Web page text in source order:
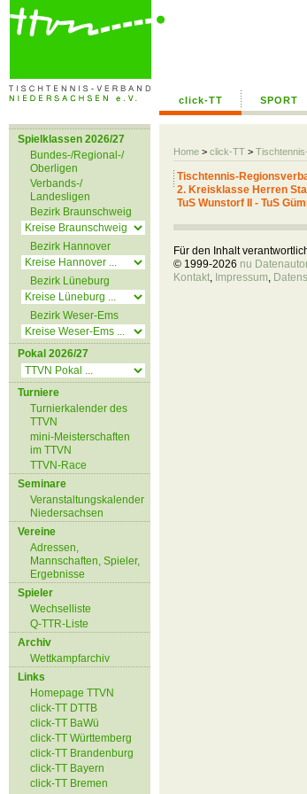
click-TT SPORT
Home > click-TT >
Spielklassen 2026/27
Bundes-/Regional-/
Oberligen
Verbands-/
Landesligen
Bezirk Braunschweig
Bezirk Hannover
Bezirk Lüneburg
Bezirk Weser-Ems
Pokal 2026/27
Turniere
Turnierkalender des
TTVN
mini-Meisterschaften
im TTVN
TTVN-Race
Seminare
Veranstaltungskalender
Niedersachsen
Vereine
Adressen,
Mannschaften, Spieler,
Ergebnisse
Spieler
Wechselliste
Q-TTR-Liste
Archiv
Wettkampfarchiv
Links
Homepage TTVN
click-TT DTTB
click-TT BaWü
click-TT Württemberg
click-TT Brandenburg
click-TT Bayern
click-TT Bremen
Tischtennis-
2. Kreisklasse Herren
TuS Wunstorf II - TuS
Für den Inhalt
© 1999-2026 nu
Kontakt, Impressum,